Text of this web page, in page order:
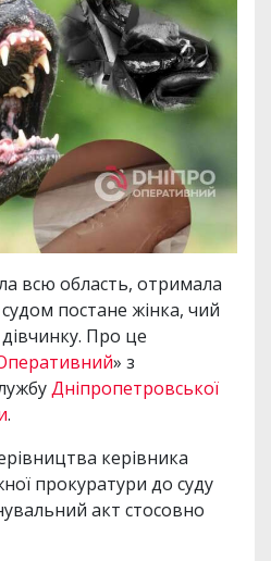
всю область, отримала
постане жінка, чий
дівчинку. Про це
» з
Дніпропетровської
.
керівника
прокуратури до суду
акт стосовно